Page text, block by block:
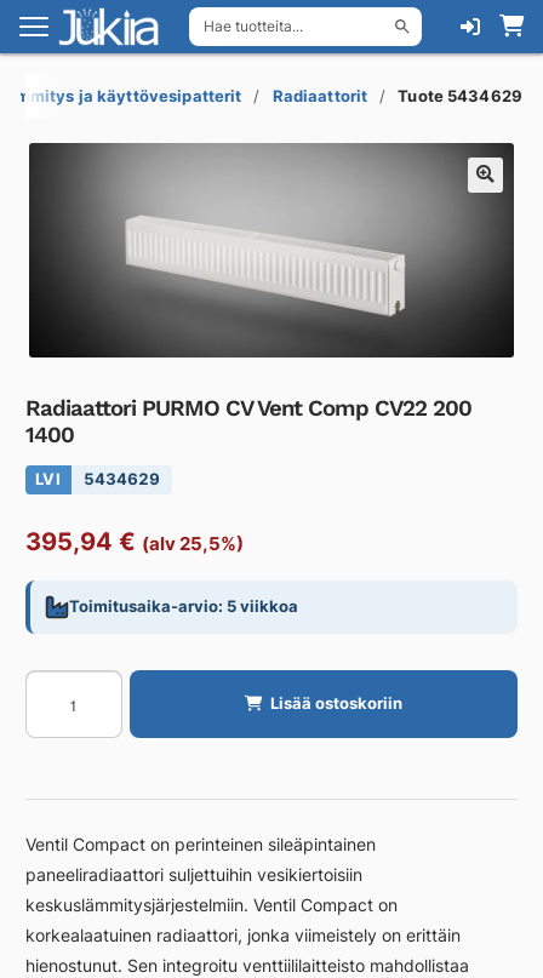
Hae tuotteita...
Siirry
navigointiin
Siirry
sisältöön
ja käyttövesipatterit Radiaattorit Tuote 5434629
Radiaattori PURMO CV Vent Comp CV22 200
1400
LVI 5434629
395,94 € (alv 25,5%)
Toimitusaika-arvio: 5 viikkoa
Radiaattori
PURMO
CV
Comp
200
1400
määrä
Lisää ostoskoriin
Ventil Compact on perinteinen sileäpintainen
paneeliradiaattori suljettuihin vesikiertoisiin
keskuslämmitysjärjestelmiin. Ventil Compact on
korkealaatuinen radiaattori, jonka viimeistely on erittäin
hienostunut. Sen integroitu venttiililaitteisto mahdollistaa